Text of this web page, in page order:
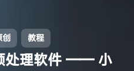
创 教程
处理软件 —— 小